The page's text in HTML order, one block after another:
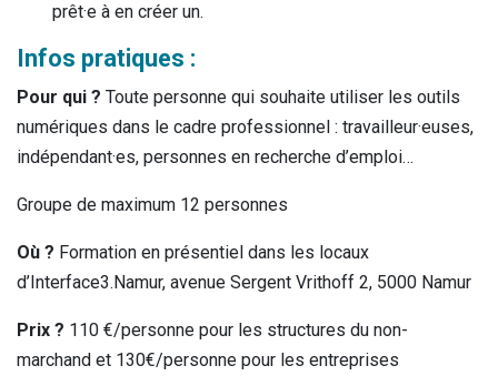
prêt·e à en créer un.
Infos pratiques :
Pour qui ? Toute personne qui souhaite utiliser les outils
numériques dans le cadre professionnel : travailleur·euses,
indépendant·es, personnes en recherche d’emploi…
Groupe de maximum 12 personnes
Où ? Formation en présentiel dans les locaux
d’Interface3.Namur, avenue Sergent Vrithoff 2, 5000 Namur
Prix ? 110 €/personne pour les structures du non-
marchand et 130€/personne pour les entreprises